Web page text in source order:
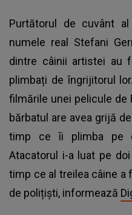
Purtătorul de cuvânt
numele real Stefani
dintre câinii artistei au
plimbați de îngrijitorul
filmările unei pelicule de
bărbatul are avea grijă
timp ce îi plimba pe
Atacatorul i-a luat pe
timp ce al treilea câine a
de polițiști, informează